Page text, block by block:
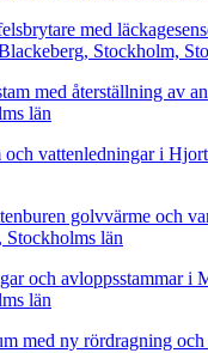
med
Stockholm,
med återställning av
län
och vattenledningar i
golvvärme och
län
och avloppsstammar i
län
med ny rördragning